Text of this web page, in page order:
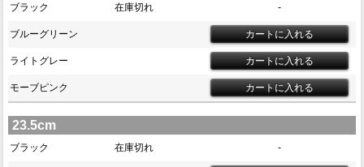
ブラック 在庫切れ -
ブルーグリーン
ライトグレー
モーブピンク
23.5cm
ブラック 在庫切れ -